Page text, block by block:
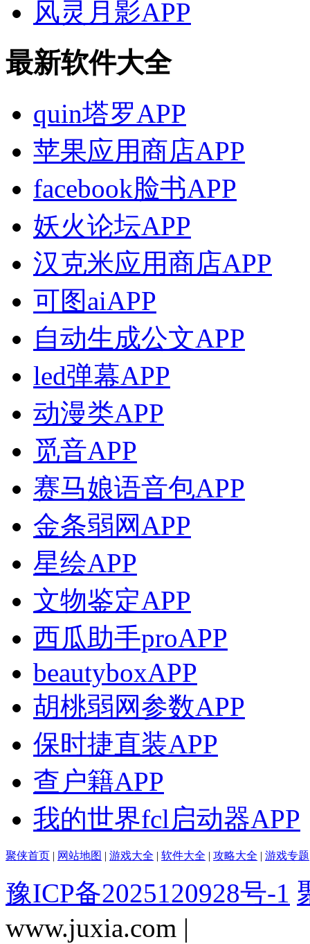
风灵月影APP
最新软件大全
quin塔罗APP
苹果应用商店APP
facebook脸书APP
妖火论坛APP
汉克米应用商店APP
可图aiAPP
自动生成公文APP
led弹幕APP
动漫类APP
觅音APP
赛马娘语音包APP
金条弱网APP
星绘APP
文物鉴定APP
西瓜助手proAPP
beautyboxAPP
胡桃弱网参数APP
保时捷直装APP
查户籍APP
我的世界fcl启动器APP
聚侠首页 | 网站地图 | 游戏大全 | 软件大全 | 攻略大全 | 游戏专题
豫ICP备2025120928号-1
www.juxia.com |